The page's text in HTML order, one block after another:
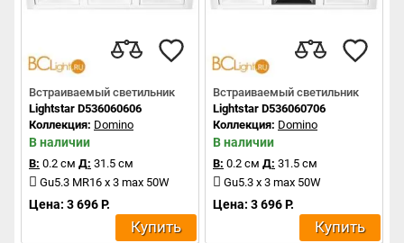
Встраиваемый светильник
Lightstar D536060606
Коллекция: Domino
В наличии
В: 0.2 см Д: 31.5 см
Gu5.3 MR16 x 3 max 50W
Цена: 3 696 Р.
Купить
Встраиваемый светильник
Lightstar D536060706
Коллекция: Domino
В наличии
В: 0.2 см Д: 31.5 см
Gu5.3 x 3 max 50W
Цена: 3 696 Р.
Купить